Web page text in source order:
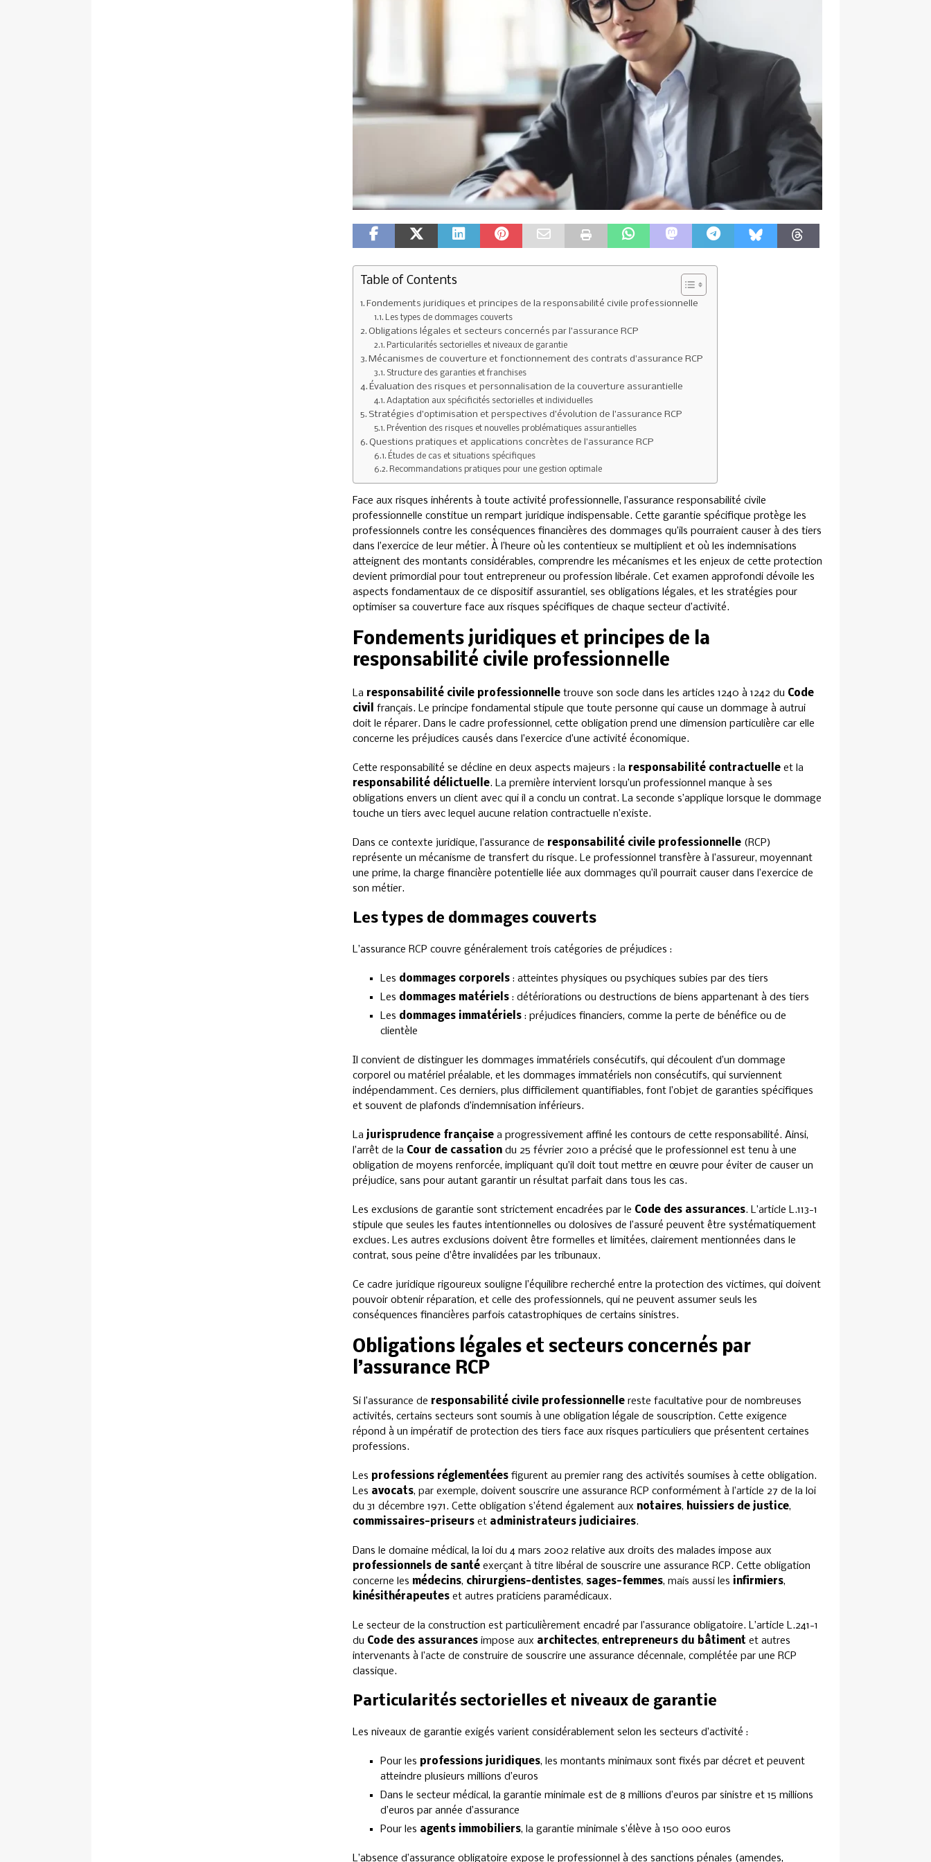
Table of Contents
Fondements juridiques et principes de la responsabilité civile professionnelle
Les types de dommages couverts
Obligations légales et secteurs concernés par l’assurance RCP
Particularités sectorielles et niveaux de garantie
Mécanismes de couverture et fonctionnement des contrats d’assurance RCP
Structure des garanties et franchises
Évaluation des risques et personnalisation de la couverture assurantielle
Adaptation aux spécificités sectorielles et individuelles
Stratégies d’optimisation et perspectives d’évolution de l’assurance RCP
Prévention des risques et nouvelles problématiques assurantielles
Questions pratiques et applications concrètes de l’assurance RCP
Études de cas et situations spécifiques
Recommandations pratiques pour une gestion optimale
Face aux risques inhérents à toute activité professionnelle, l’assurance responsabilité civile
professionnelle constitue un rempart juridique indispensable. Cette garantie spécifique protège les
professionnels contre les conséquences financières des dommages qu’ils pourraient causer à des tiers
dans l’exercice de leur métier. À l’heure où les contentieux se multiplient et où les indemnisations
atteignent des montants considérables, comprendre les mécanismes et les enjeux de cette protection
devient primordial pour tout entrepreneur ou profession libérale. Cet examen approfondi dévoile les
aspects fondamentaux de ce dispositif assurantiel, ses obligations légales, et les stratégies pour
optimiser sa couverture face aux risques spécifiques de chaque secteur d’activité.
Fondements juridiques et principes de la
responsabilité civile professionnelle
La responsabilité civile professionnelletrouve son socle dans les articles 1240 à 1242 du Code
civil
français. Le principe fondamental stipule que toute personne qui cause un dommage à autrui
doit le réparer. Dans le cadre professionnel, cette obligation prend une dimension particulière car elle
concerne les préjudices causés dans l’exercice d’une activité économique.
Cette responsabilité se décline en deux aspects majeurs : la responsabilité contractuelleet la
responsabilité délictuelle. La première intervient lorsqu’un professionnel manque à ses
obligations envers un client avec qui il a conclu un contrat. La seconde s’applique lorsque le dommage
touche un tiers avec lequel aucune relation contractuelle n’existe.
Dans ce contexte juridique, l’assurance de responsabilité civile professionnelle(RCP)
représente un mécanisme de transfert du risque. Le professionnel transfère à l’assureur, moyennant
une prime, la charge financière potentielle liée aux dommages qu’il pourrait causer dans l’exercice de
son métier.
Les types de dommages couverts
L’assurance RCP couvre généralement trois catégories de préjudices :
Les dommages corporels: atteintes physiques ou psychiques subies par des tiers
Les dommages matériels: détériorations ou destructions de biens appartenant à des tiers
Les dommages immatériels: préjudices financiers, comme la perte de bénéfice ou de
clientèle
Il convient de distinguer les dommages immatériels consécutifs, qui découlent d’un dommage
corporel ou matériel préalable, et les dommages immatériels non consécutifs, qui surviennent
indépendamment. Ces derniers, plus difficilement quantifiables, font l’objet de garanties spécifiques
et souvent de plafonds d’indemnisation inférieurs.
La jurisprudence françaisea progressivement affiné les contours de cette responsabilité. Ainsi,
l’arrêt de la Cour de cassationdu 25 février 2010 a précisé que le professionnel est tenu à une
obligation de moyens renforcée, impliquant qu’il doit tout mettre en œuvre pour éviter de causer un
préjudice, sans pour autant garantir un résultat parfait dans tous les cas.
Les exclusions de garantie sont strictement encadrées par le Code des assurances. L’article L.113-1
stipule que seules les fautes intentionnelles ou dolosives de l’assuré peuvent être systématiquement
exclues. Les autres exclusions doivent être formelles et limitées, clairement mentionnées dans le
contrat, sous peine d’être invalidées par les tribunaux.
Ce cadre juridique rigoureux souligne l’équilibre recherché entre la protection des victimes, qui doivent
pouvoir obtenir réparation, et celle des professionnels, qui ne peuvent assumer seuls les
conséquences financières parfois catastrophiques de certains sinistres.
Obligations légales et secteurs concernés par
l’assurance RCP
Si l’assurance de responsabilité civile professionnellereste facultative pour de nombreuses
activités, certains secteurs sont soumis à une obligation légale de souscription. Cette exigence
répond à un impératif de protection des tiers face aux risques particuliers que présentent certaines
professions.
Les professions réglementéesfigurent au premier rang des activités soumises à cette obligation.
Les avocats, par exemple, doivent souscrire une assurance RCP conformément à l’article 27 de la loi
du 31 décembre 1971. Cette obligation s’étend également aux notaires, huissiers de justice,
commissaires-priseurset administrateurs judiciaires.
Dans le domaine médical, la loi du 4 mars 2002 relative aux droits des malades impose aux
professionnels de santéexerçant à titre libéral de souscrire une assurance RCP. Cette obligation
concerne les médecins, chirurgiens-dentistes, sages-femmes, mais aussi les infirmiers,
kinésithérapeuteset autres praticiens paramédicaux.
Le secteur de la construction est particulièrement encadré par l’assurance obligatoire. L’article L.241-1
du Code des assurancesimpose aux architectes, entrepreneurs du bâtiment et autres
intervenants à l’acte de construire de souscrire une assurance décennale, complétée par une RCP
classique.
Particularités sectorielles et niveaux de garantie
Les niveaux de garantie exigés varient considérablement selon les secteurs d’activité :
Pour les professions juridiques, les montants minimaux sont fixés par décret et peuvent
atteindre plusieurs millions d’euros
Dans le secteur médical, la garantie minimale est de 8 millions d’euros par sinistre et 15 millions
d’euros par année d’assurance
Pour les agents immobiliers, la garantie minimale s’élève à 150 000 euros
L’absence d’assurance obligatoire expose le professionnel à des sanctions pénales (amendes,